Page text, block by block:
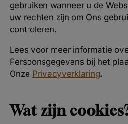
gebruiken wanneer u de
uw rechten zijn om Ons
controleren.
Lees voor meer informatie
Persoonsgegevens bij het
Onze Privacyverklaring.
Wat zijn